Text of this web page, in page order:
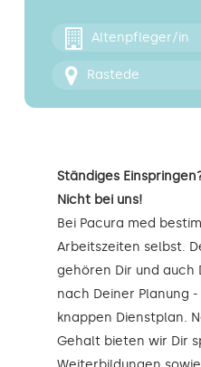
Altenpfleger/in
Rastede
Ständiges
Nicht bei uns!
Bei Pacura med
Arbeitszeiten selbst.
gehören Dir und auch
nach Deiner Planung
knappen Dienstplan.
Gehalt bieten wir Dir